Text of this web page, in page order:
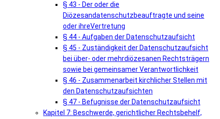
§ 43 - Der oder die
Diözesandatenschutzbeauftragte und seine
oder ihreVertretung
§ 44 - Aufgaben der Datenschutzaufsicht
§ 45 - Zuständigkeit der Datenschutzaufsicht
bei über- oder mehrdiözesanen Rechtsträgern
sowie bei gemeinsamer Verantwortlichkeit
§ 46 - Zusammenarbeit kirchlicher Stellen mit
den Datenschutzaufsichten
§ 47 - Befugnisse der Datenschutzaufsicht
Kapitel 7: Beschwerde, gerichtlicher Rechtsbehelf,